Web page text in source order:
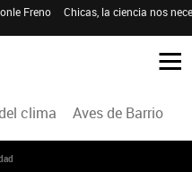
Freno Chicas, la ciencia nos
clima Aves de Barrio